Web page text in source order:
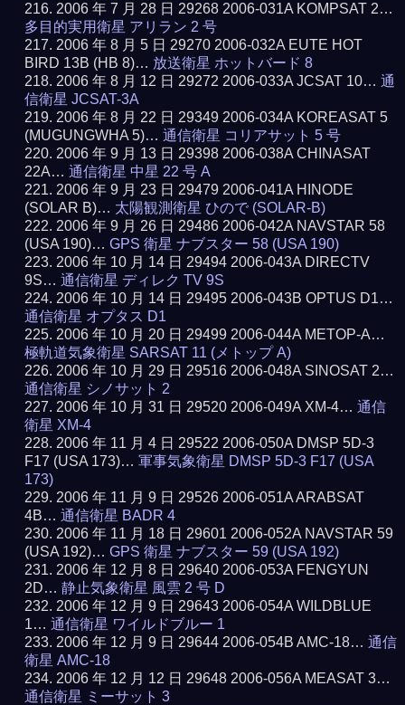
2006 年 7 月 28 日 29268 2006-031A KOMPSAT 2…
多目的実用衛星 アリラン 2 号
2006 年 8 月 5 日 29270 2006-032A EUTE HOT
BIRD 13B (HB 8)… 放送衛星 ホットバード 8
2006 年 8 月 12 日 29272 2006-033A JCSAT 10…通
信衛星 JCSAT-3A
2006 年 8 月 22 日 29349 2006-034A KOREASAT 5
(MUGUNGWHA 5)…通信衛星 コリアサット 5 号
2006 年 9 月 13 日 29398 2006-038A CHINASAT
22A…通信衛星 中星 22 号 A
2006 年 9 月 23 日 29479 2006-041A HINODE
(SOLAR B)… 太陽観測衛星 ひので (SOLAR-B)
2006 年 9 月 26 日 29486 2006-042A NAVSTAR 58
(USA 190)…GPS 衛星 ナブスター 58 (USA 190)
2006 年 10 月 14 日 29494 2006-043A DIRECTV
9S…通信衛星 ディレク TV 9S
2006 年 10 月 14 日 29495 2006-043B OPTUS D1…
通信衛星 オプタス D1
2006 年 10 月 20 日 29499 2006-044A METOP-A…
極軌道気象衛星 SARSAT 11 (メトップ A)
2006 年 10 月 29 日 29516 2006-048A SINOSAT 2…
通信衛星 シノサット 2
2006 年 10 月 31 日 29520 2006-049A XM-4…通信
衛星 XM-4
2006 年 11 月 4 日 29522 2006-050A DMSP 5D-3
F17 (USA 173)…軍事気象衛星 DMSP 5D-3 F17 (USA
173)
2006 年 11 月 9 日 29526 2006-051A ARABSAT
4B…通信衛星 BADR 4
2006 年 11 月 18 日 29601 2006-052A NAVSTAR 59
(USA 192)…GPS 衛星 ナブスター 59 (USA 192)
2006 年 12 月 8 日 29640 2006-053A FENGYUN
2D…静止気象衛星 風雲 2 号 D
2006 年 12 月 9 日 29643 2006-054A WILDBLUE
1…通信衛星 ワイルドブルー 1
2006 年 12 月 9 日 29644 2006-054B AMC-18…通信
衛星 AMC-18
2006 年 12 月 12 日 29648 2006-056A MEASAT 3…
通信衛星 ミーサット 3